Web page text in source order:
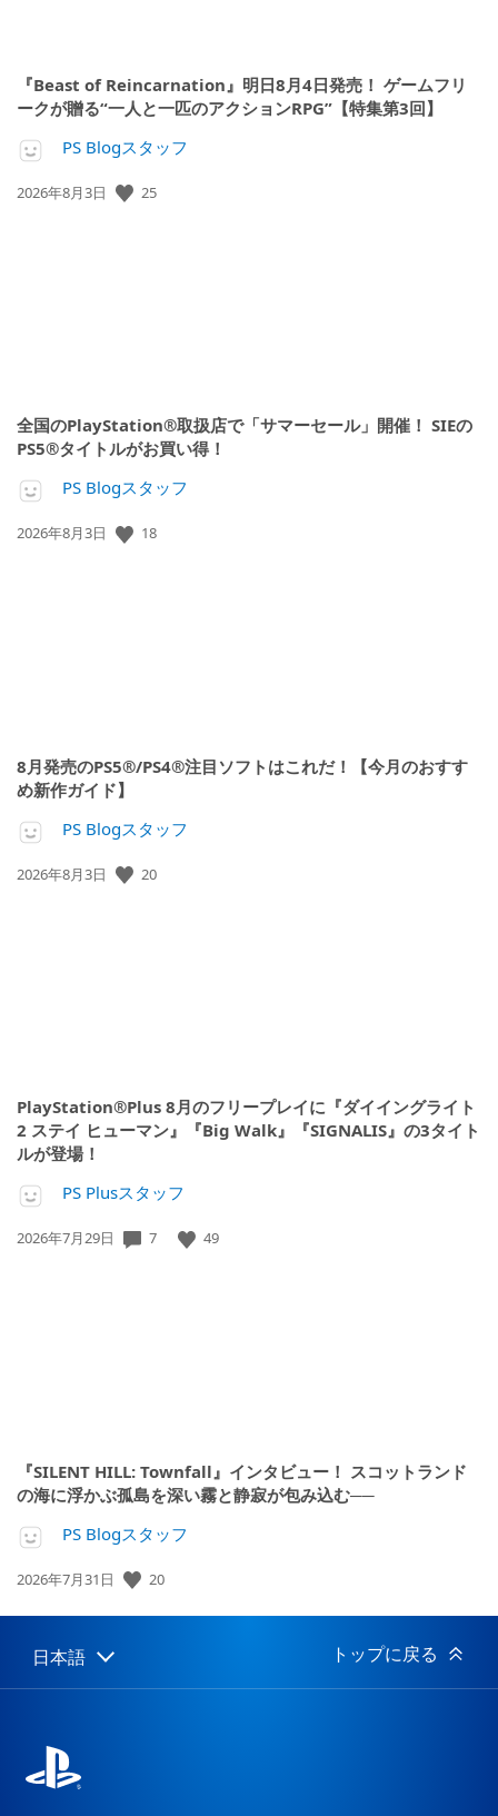
『Beast of Reincarnation』明日8月4日発売！ ゲームフリ
ークが贈る“一人と一匹のアクションRPG”【特集第3回】
PS Blogスタッフ
公
2026年8月3日 25
全国のPlayStation®取扱店で「サマーセール」開催！ SIEの
PS5®タイトルがお買い得！
PS Blogスタッフ
公
2026年8月3日 18
8月発売のPS5®/PS4®注目ソフトはこれだ！【今月のおすす
め新作ガイド】
PS Blogスタッフ
公
2026年8月3日 20
PlayStation®Plus 8月のフリープレイに『ダイイングライト
2 ステイ ヒューマン』『Big Walk』『SIGNALIS』の3タイト
ルが登場！
PS Plusスタッフ
公
2026年7月29日 7 49
『SILENT HILL: Townfall』インタビュー！ スコットランド
の海に浮かぶ孤島を深い霧と静寂が包み込む──
PS Blogスタッフ
公
日:
2026年7月31日 20
Select
a
Current
region:
日本語 トップに戻る